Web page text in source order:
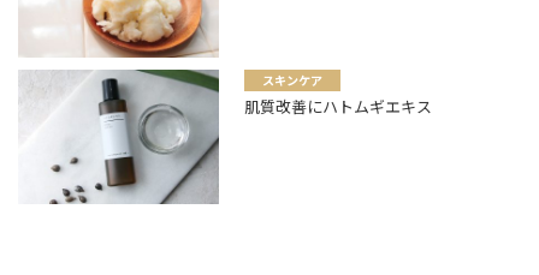
スキンケア
肌質改善にハトムギエキス